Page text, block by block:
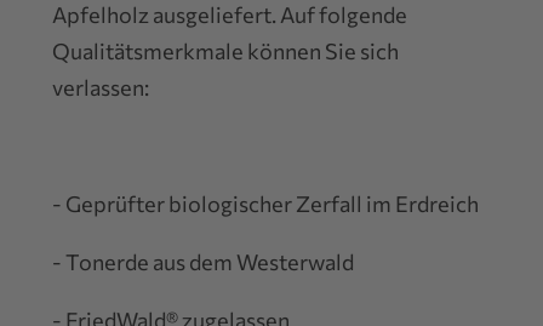
Apfelholz ausgeliefert. Auf folgende
Qualitätsmerkmale können Sie sich
verlassen:
- Geprüfter biologischer Zerfall im Erdreich
- Tonerde aus dem Westerwald
- FriedWald® zugelassen